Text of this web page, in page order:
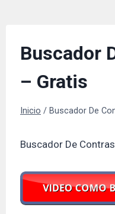
contenido
Buscador
– Gratis
Inicio / Buscador De
Buscador De